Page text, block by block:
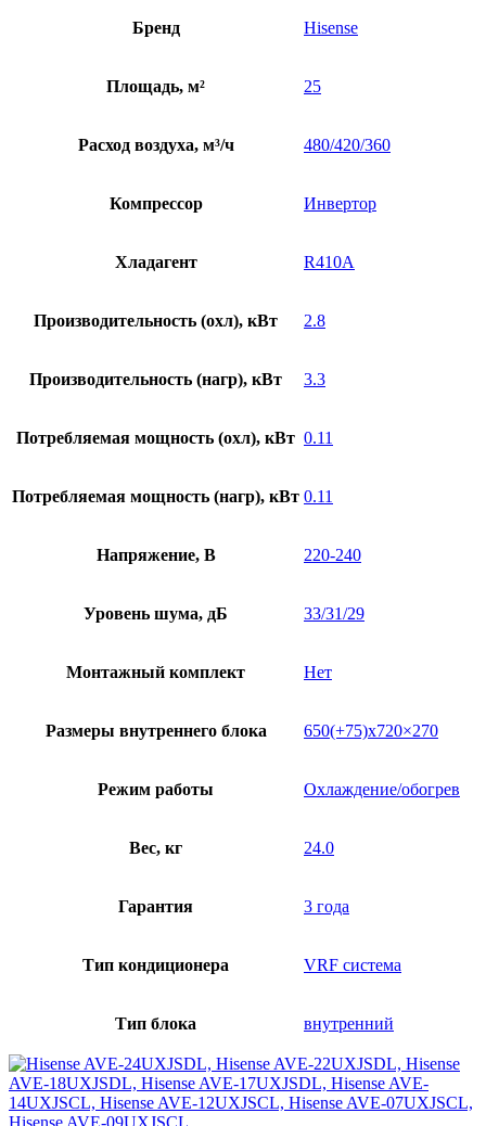
Бренд Hisense
Площадь, м² 25
Расход воздуха, м³/ч 480/420/360
Компрессор Инвертор
Хладагент R410A
Производительность (охл), кВт 2.8
Производительность (нагр), кВт 3.3
Потребляемая мощность (охл), кВт 0.11
Потребляемая мощность (нагр), кВт 0.11
Напряжение, В 220-240
Уровень шума, дБ 33/31/29
Монтажный комплект Нет
Размеры внутреннего блока 650(+75)х720×270
Режим работы Охлаждение/обогрев
Вес, кг 24.0
Гарантия 3 года
Тип кондиционера VRF система
Тип блока внутренний